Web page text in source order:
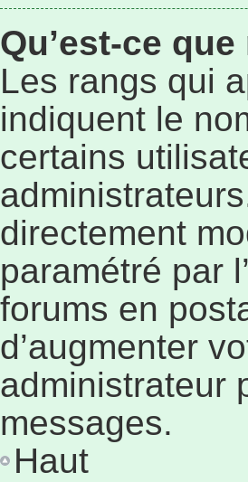
Qu’est-ce
Les rangs qui
indiquent le
certains
directement
paramétré par
forums en
d’augmenter
administrateur
messages.
Haut